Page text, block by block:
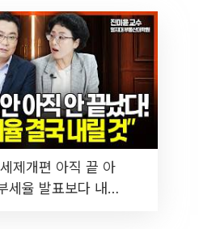
제개편 아직 끝 아
세율 발표보다 내릴